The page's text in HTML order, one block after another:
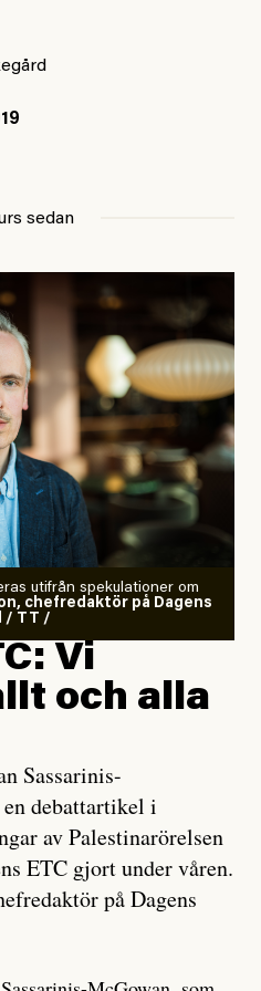
sedan
utifrån spekulationer om
chefredaktör på Dagens
/ TT /
Vi
och alla
Sassarinis-
debattartikel i
av Palestinarörelsen
ETC gjort under våren.
på Dagens